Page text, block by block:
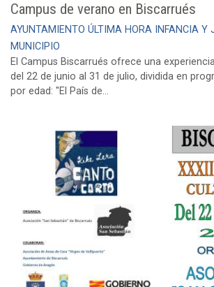
Campus de verano en Biscarrués
AYUNTAMIENTO ÚLTIMA HORA INFANCIA Y
MUNICIPIO
El Campus Biscarrués ofrece una
del 22 de junio al 31 de julio, dividida en
por edad: "El País de...